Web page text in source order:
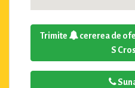
Trimite
cererea de
S